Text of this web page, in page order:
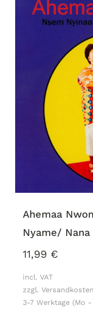
Ahemaa
Nyame/ Nana
11,99 €
incl. VAT
zzgl. Versandkosten
3-7 Werktage (Mo -